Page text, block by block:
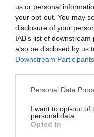
us or personal
your opt-out. You may
disclosure of your
IAB’s list of
also be disclosed by us
Downstream Participants
Personal Data
I want to opt-out of
personal data.
Opted In
aérien vers
Tiloa commenté
Risque de fissures :
dans le monde
Copa Airlines